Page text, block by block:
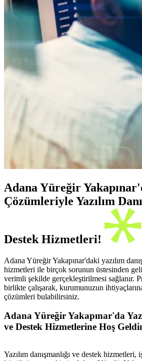
Adana Yüreğir
Çözümleriyle Yazılım
Destek Hizmetleri!
Adana Yüreğir Yakapınar'daki yazılım
hizmetleri ile birçok sorunun üstesinden
verimli şekilde gerçekleştirilmesi sağlanır.
birlikte çalışarak, kurumunuzun
çözümleri bulabilirsiniz.
Adana Yüreğir Yakapınar'da
ve Destek Hizmetlerine Hoş
Yazılım danışmanlığı ve destek